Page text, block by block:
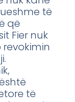
të
që
Fier nuk
të